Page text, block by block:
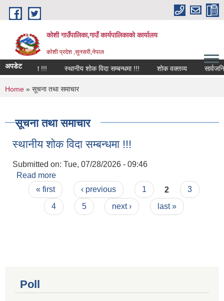
Skip to main content
कोशी गाउँपालिका,गाउँ कार्यपालिकाको कार्यालय
काेशी प्रदेश ,सुनसरी,नेपाल
अपडेट
सम्बन्धमा !!! स्थानीय शोक विदा सम्बन्धमा !!! शोक वक्तव्य
You are here
Home » सूचना तथा समाचार
सूचना तथा समाचार
स्थानीय शोक विदा सम्बन्धमा !!!
Submitted on: Tue, 07/28/2026 - 09:46
Read more
Pages
« first ‹ previous 1 2
3
4
5 next › last »
Poll